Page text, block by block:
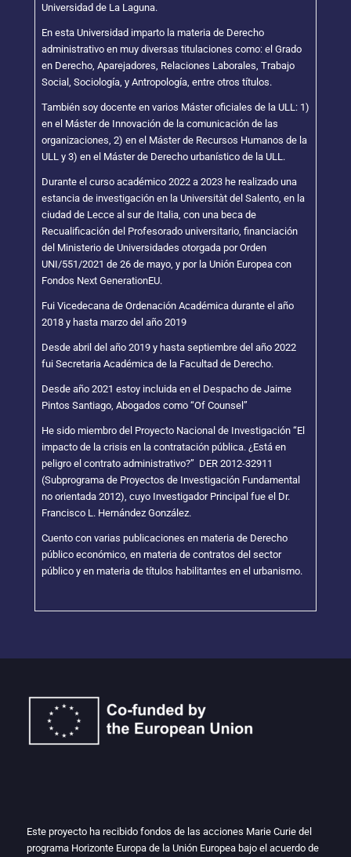
Universidad de La Laguna.
En esta Universidad imparto la materia de Derecho
administrativo en muy diversas titulaciones como: el Grado
en Derecho, Aparejadores, Relaciones Laborales, Trabajo
Social, Sociología, y Antropología, entre otros títulos.
También soy docente en varios Máster oficiales de la ULL: 1)
en el Máster de Innovación de la comunicación de las
organizaciones, 2) en el Máster de Recursos Humanos de la
ULL y 3) en el Máster de Derecho urbanístico de la ULL.
Durante el curso académico 2022 a 2023 he realizado una
estancia de investigación en la Universitàt del Salento, en la
ciudad de Lecce al sur de Italia, con una beca de
Recualificación del Profesorado universitario, financiación
del Ministerio de Universidades otorgada por Orden
UNI/551/2021 de 26 de mayo, y por la Unión Europea con
Fondos Next GenerationEU.
Fui Vicedecana de Ordenación Académica durante el año
2018 y hasta marzo del año 2019
Desde abril del año 2019 y hasta septiembre del año 2022
fui Secretaria Académica de la Facultad de Derecho.
Desde año 2021 estoy incluida en el Despacho de Jaime
Pintos Santiago, Abogados como “Of Counsel”
He sido miembro del Proyecto Nacional de Investigación “El
impacto de la crisis en la contratación pública. ¿Está en
peligro el contrato administrativo?” DER 2012-32911
(Subprograma de Proyectos de Investigación Fundamental
no orientada 2012), cuyo Investigador Principal fue el Dr.
Francisco L. Hernández González.
Cuento con varias publicaciones en materia de Derecho
público económico, en materia de contratos del sector
público y en materia de títulos habilitantes en el urbanismo.
Este proyecto ha recibido fondos de las acciones Marie Curie del
programa Horizonte Europa de la Unión Europea bajo el acuerdo de